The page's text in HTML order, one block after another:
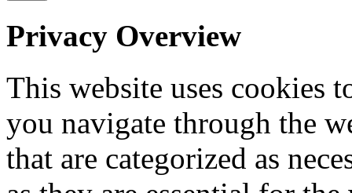
Privacy Overview
This website uses cookies
you navigate through the
that are categorized as